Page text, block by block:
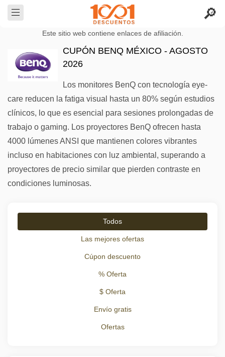
Este sitio web contiene enlaces de afiliación.
CUPÓN BENQ MÉXICO - AGOSTO
2026
Los monitores BenQ con tecnología eye-
care reducen la fatiga visual hasta un 80% según estudios
clínicos, lo que es esencial para sesiones prolongadas de
trabajo o gaming. Los proyectores BenQ ofrecen hasta
4000 lúmenes ANSI que mantienen colores vibrantes
incluso en habitaciones con luz ambiental, superando a
proyectores de precio similar que pierden contraste en
condiciones luminosas.
Todos
Las mejores ofertas
Cúpon descuento
% Oferta
$ Oferta
Envío gratis
Ofertas